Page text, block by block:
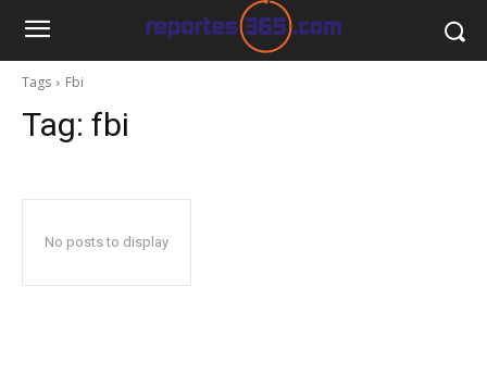
Tags Fbi
Tag: fbi
No posts to display